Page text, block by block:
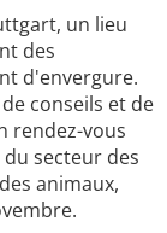
un lieu
des
d'envergure.
conseils et de
rendez-vous
secteur des
animaux,